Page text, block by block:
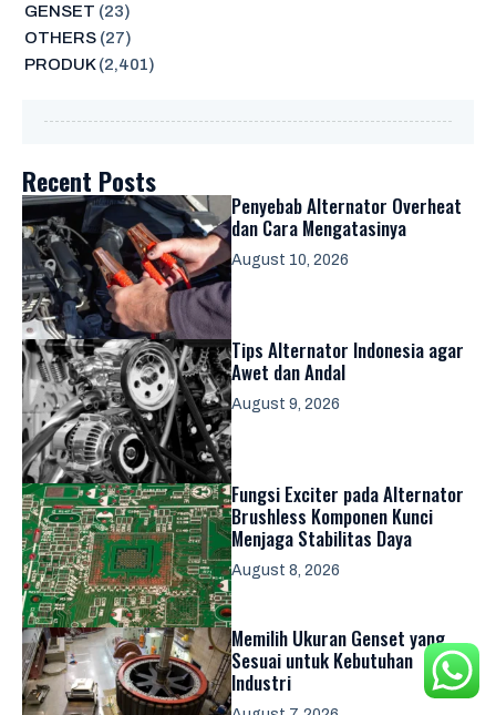
GENSET (23)
OTHERS(27)
PRODUK(2,401)
Recent Posts
Penyebab Alternator Overheat
dan Cara Mengatasinya
August 10, 2026
Tips Alternator Indonesia agar
Awet dan Andal
August 9, 2026
Fungsi Exciter pada Alternator
Brushless Komponen Kunci
Menjaga Stabilitas Daya
August 8, 2026
Memilih Ukuran Genset yang
Sesuai untuk Kebutuhan
Industri